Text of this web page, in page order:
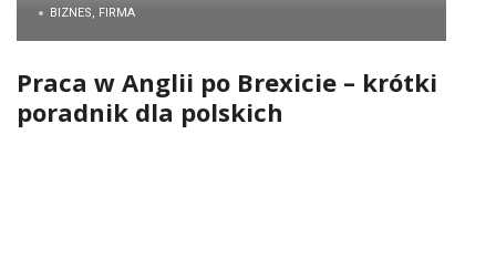
BIZNES, FIRMA
Praca w Anglii po Brexicie – krótki
poradnik dla polskich